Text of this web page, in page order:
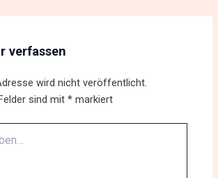
verfassen
wird nicht veröffentlicht.
sind mit* markiert